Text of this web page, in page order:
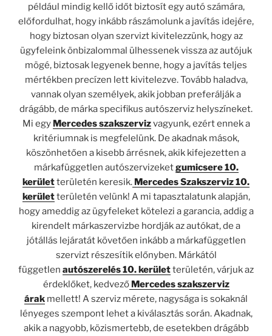
például mindig kellő időt biztosít egy autó számára,
előfordulhat, hogy inkább rászámolunk a javítás idejére,
hogy biztosan olyan szervizt kivitelezzünk, hogy az
ügyfeleink önbizalommal ülhessenek vissza az autójuk
mögé, biztosak legyenek benne, hogy a javítás teljes
mértékben precízen lett kivitelezve. Tovább haladva,
vannak olyan személyek, akik jobban preferálják a
drágább, de márka specifikus autószerviz helyszíneket.
Mi egy Mercedes szakszervizvagyunk, ezért ennek a
kritériumnak is megfelelünk. De akadnak mások,
köszönhetően a kisebb árrésnek, akik kifejezetten a
márkafüggetlen autószervizeketgumicsere 10.
kerületterületén keresik. Mercedes Szakszerviz 10.
kerületterületén velünk! A mi tapasztalatunk alapján,
hogy ameddig az ügyfeleket kötelezi a garancia, addig a
kirendelt márkaszervizbe hordják az autókat, de a
jótállás lejáratát követően inkább a márkafüggetlen
szervizt részesítik előnyben. Márkától
független autószerelés 10. kerületterületén, várjuk az
érdeklőket, kedvezőMercedes szakszerviz
árak mellett! A szerviz mérete, nagysága is sokaknál
lényeges szempont lehet a kiválasztás során. Akadnak,
akik a nagyobb, közismertebb, de esetekben drágább